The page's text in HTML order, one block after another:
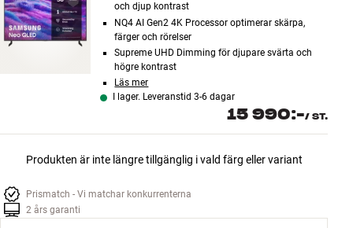
och djup kontrast
NQ4 AI Gen2 4K Processor optimerar skärpa,
färger och rörelser
Supreme UHD Dimming för djupare svärta och
högre kontrast
Läs mer
I lager. Leveranstid 3-6 dagar
15 990:-/ ST.
Produkten är inte längre tillgänglig i vald färg eller variant
Prismatch - Vi matchar konkurrenterna
2 års garanti